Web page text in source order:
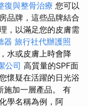
復與整骨治療 您可以
品牌，這些品牌結合
，以滿足您的皮膚需
器 旅行社代辦護照
水或皮膚上時會降
公司 高質量的SPF面
懷疑在活躍的日光浴
施加一層產品。 有
學名稱為例，阿